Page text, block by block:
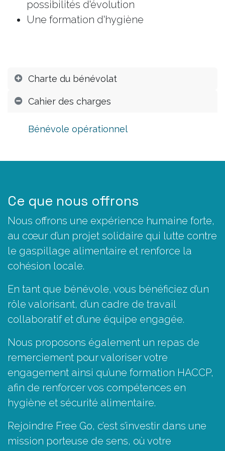
possibilités d'évolution
Une formation d'hygiène
Charte du bénévolat
Cahier des charges
Bénévole opérationnel
Ce que nous offrons
Nous offrons une expérience humaine forte,
au cœur d’un projet solidaire qui lutte contre
le gaspillage alimentaire et renforce la
cohésion locale.
En tant que bénévole, vous bénéficiez d’un
rôle valorisant, d’un cadre de travail
collaboratif et d’une équipe engagée.
Nous proposons également un repas de
remerciement pour valoriser votre
engagement ainsi qu’une formation HACCP,
afin de renforcer vos compétences en
hygiène et sécurité alimentaire.
Rejoindre Free Go, c’est s’investir dans une
mission porteuse de sens, où votre